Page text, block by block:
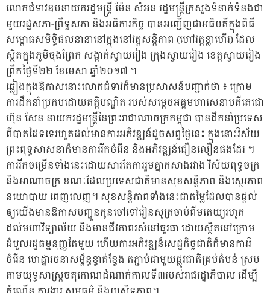
លោកជំទាវឧបនាយករដ្ឋមន្ត្រី ម៉ែន សំអន រដ្ឋមន្ត្រីក្រសួងទំនាក់ទំនងជា
មួយរដ្ឋសភា-ព្រឹទ្ធសភា និងអធិការកិច្ច បានអញ្ជើញជាអធិបតីក្នុងពិធី
សម្ពោធសមិទ្ធិផលនានានៅក្នុងនៅវត្តសន្តិភាព (ហៅវត្តខ្លាហើរ) ដែល
ស្ថិតក្នុងភូមិចុងព្រែក សង្កាត់ស្វាយរៀង ក្រុងស្វាយរៀង ខេត្តស្វាយរៀង
ព្រឹកថ្ងៃទី២២ ខែមេសា ឆ្នាំ២០១៧ ។
ឆ្លៀងក្នុងឱកាសនោះលោកជំទាវក៏មានប្រសាសន៍បញ្ជាក់ថា ៖ ក្រោម
ការដឹកនាំប្រកបដោយគត្តិបណ្ឌិត របស់សម្តេចអគ្គមហាសេនាបតីតេជោ
ហ៊ុន សែន នាយករដ្ឋមន្ត្រីនៃព្រះរាជាណាចក្រកម្ពុជា បានដឹកនាំប្រទេស
ពីបាតដៃទទេរហូតដល់មានការអភិវឌ្ឍន៍ដូចសព្វថ្ងៃនេះ ក្នុងនោះវិស័យ
ព្រះពុទ្ធសាសនាក៏មានការរីកចំរើន និងអភិវឌ្ឍន៍ជឿនលឿនផងដែរ ។
ការរីកចម្រើនទាំងនេះដោយសារតែការរួមគ្នាកសាងរវាង វិស័យពុទ្ធចក្រ
និងអាណាចក្រ ខណៈដែលប្រទេសជាតិមានសុខសន្តិភាព និងស្ថេរភាព
នយោបាយ ពេញលេញ។ សុខសន្តិភាពទាំងនេះជាតម្លៃដែលបានផ្តល់
ឲ្យយើងមានឱកាសបញ្ជូនកូនចៅទៅរៀនសូត្រចាប់ពីមតេយ្យរហូត
ដល់មហាវិទ្យាល័យ និងមានជីវភាពរស់នៅធូរធា ដោយស្ថិតនៅក្រោម
ដំបូលរដ្ឋធម្មនុញ្ញតែមួយ ហើយការអភិវឌ្ឍន៏សេដ្ឋកិច្ចជាតិក៏មានការរី
ចំរើន ហេដ្ឋារចនាសម្ព័ន្ធខ្វាត់ខ្វែង តភ្ជាប់ជាមួយផ្លូវជាតិគ្រប់តំបន់ ស្រប
តាមយុទ្ធសាស្ត្រចតុកោណដំណាក់កាលទី៣របស់រាជរដ្ឋាភិបាល ដើម្បី